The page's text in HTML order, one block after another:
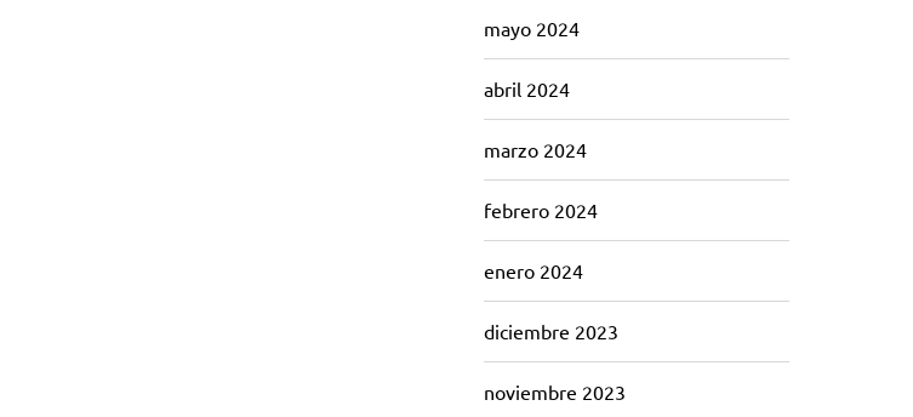
mayo 2024
abril 2024
marzo 2024
febrero 2024
enero 2024
diciembre 2023
noviembre 2023